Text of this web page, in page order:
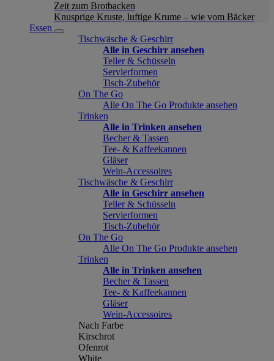
Zeit zum Brotbacken
Knusprige Kruste, luftige Krume – wie vom Bäcker
Essen
Tischwäsche & Geschirr
Alle in Geschirr ansehen
Teller & Schüsseln
Servierformen
Tisch-Zubehör
On The Go
Alle On The Go Produkte ansehen
Trinken
Alle in Trinken ansehen
Becher & Tassen
Tee- & Kaffeekannen
Gläser
Wein-Accessoires
Tischwäsche & Geschirr
Alle in Geschirr ansehen
Teller & Schüsseln
Servierformen
Tisch-Zubehör
On The Go
Alle On The Go Produkte ansehen
Trinken
Alle in Trinken ansehen
Becher & Tassen
Tee- & Kaffeekannen
Gläser
Wein-Accessoires
Nach Farbe
Kirschrot
Ofenrot
White